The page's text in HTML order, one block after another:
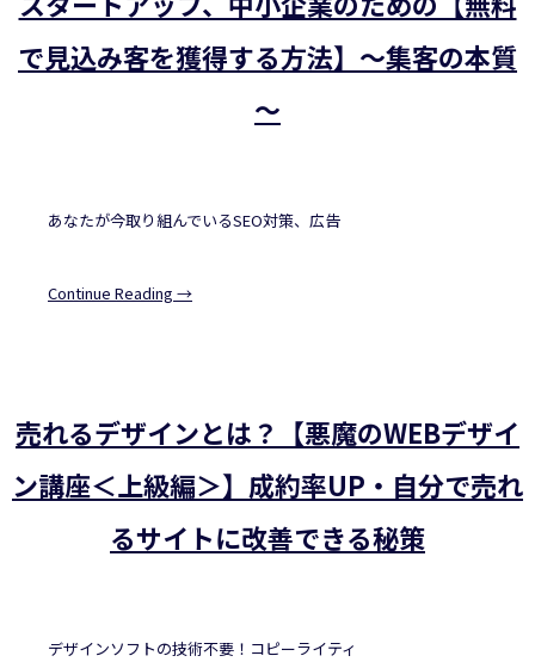
で見込み客を獲得する方法】～集客の本質
～
あなたが今取り組んでいるSEO対策、広告
Continue Reading →
売れるデザインとは？【悪魔のWEBデザイ
ン講座＜上級編＞】成約率UP・自分で売れ
るサイトに改善できる秘策
デザインソフトの技術不要！コピーライティ